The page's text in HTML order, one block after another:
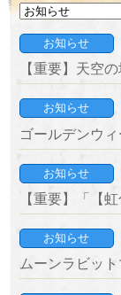
お知らせ
【重要】天空
お知らせ
ゴールデンウ
お知らせ
お知らせ
ムーンラビッ